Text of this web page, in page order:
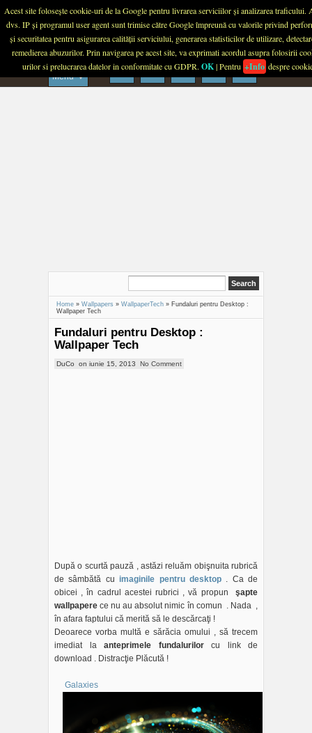
Menu
PLANETA TECH
Menu
Home » Wallpapers » WallpaperTech » Fundaluri pentru Desktop :
Wallpaper Tech
Fundaluri pentru Desktop :
Wallpaper Tech
DuCo on iunie 15, 2013 No Comment
După o scurtă pauză , astăzi reluăm obişnuita rubrică
de sâmbătă cu imaginile pentru desktop . Ca de
obicei , în cadrul acestei rubrici , vă propun
şapte
wallpapere ce nu au absolut nimic în comun . Nada ,
în afara faptului că merită să le descărcaţi !
Deoarece vorba multă e sărăcia omului , să trecem
imediat la anteprimele fundalurilor cu link de
download . Distracţie Plăcută !
Galaxies
Acest site folosește cookie-uri de la Google pentru livrarea serviciilor și analizarea traficului.
dvs. IP și programul user agent sunt trimise către Google împreună cu valorile privind
și securitatea pentru asigurarea calității serviciului, generarea statisticilor de utilizare,
remedierea abuzurilor. Prin navigarea pe acest site, va exprimati acordul asupra folosirii
urilor si prelucrarea datelor in conformitate cu GDPR. OK| Pentru +Info despre